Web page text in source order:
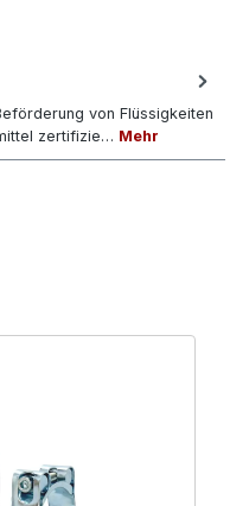
von Flüssigkeiten
zertifizie… Mehr